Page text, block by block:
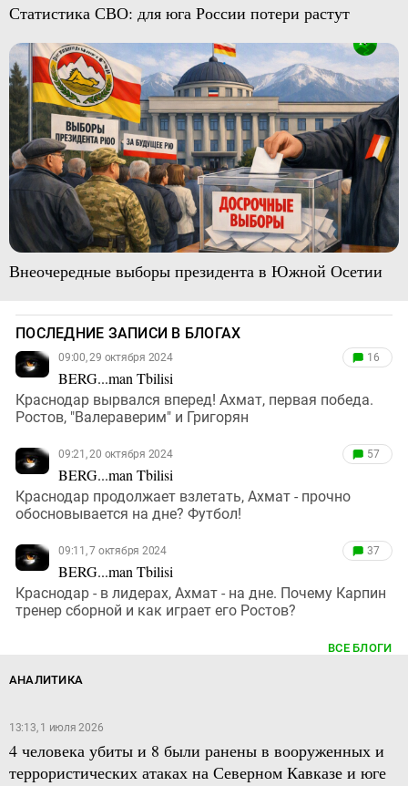
Статистика СВО: для юга России потери растут
Внеочередные выборы президента в Южной Осетии
ПОСЛЕДНИЕ ЗАПИСИ В БЛОГАХ
09:00, 29 октября 2024
BERG...man Tbilisi
16
Краснодар вырвался вперед! Ахмат, первая победа.
Ростов, "Валераверим" и Григорян
09:21, 20 октября 2024
BERG...man Tbilisi
57
Краснодар продолжает взлетать, Ахмат - прочно
обосновывается на дне? Футбол!
09:11, 7 октября 2024
BERG...man Tbilisi
37
Краснодар - в лидерах, Ахмат - на дне. Почему Карпин
тренер сборной и как играет его Ростов?
ВСЕ БЛОГИ
АНАЛИТИКА
13:13, 1 июля 2026
4 человека убиты и 8 были ранены в вооруженных и
террористических атаках на Северном Кавказе и юге